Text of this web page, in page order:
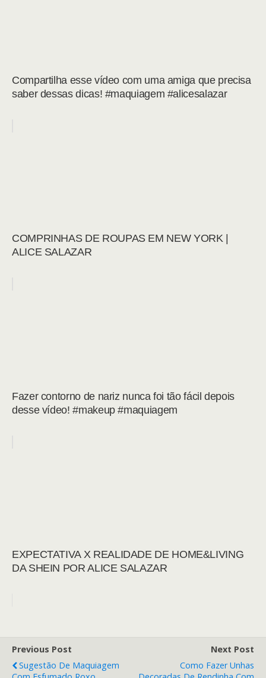
Compartilha esse vídeo com uma amiga que precisa
saber dessas dicas! #maquiagem #alicesalazar
COMPRINHAS DE ROUPAS EM NEW YORK |
ALICE SALAZAR
Fazer contorno de nariz nunca foi tão fácil depois
desse vídeo! #makeup #maquiagem
EXPECTATIVA X REALIDADE DE HOME&LIVING
DA SHEIN POR ALICE SALAZAR
Previous Post
Sugestão De Maquiagem
Next Post
Como Fazer Unhas